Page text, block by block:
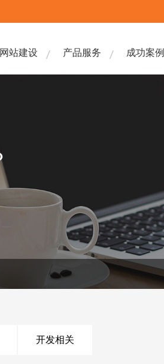
网站建设 产品服务 成功案例
开发相关